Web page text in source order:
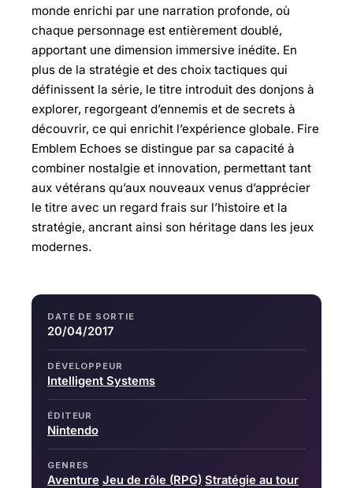
monde enrichi par une narration profonde, où
chaque personnage est entièrement doublé,
apportant une dimension immersive inédite. En
plus de la stratégie et des choix tactiques qui
définissent la série, le titre introduit des donjons à
explorer, regorgeant d’ennemis et de secrets à
découvrir, ce qui enrichit l’expérience globale. Fire
Emblem Echoes se distingue par sa capacité à
combiner nostalgie et innovation, permettant tant
aux vétérans qu’aux nouveaux venus d’apprécier
le titre avec un regard frais sur l’histoire et la
stratégie, ancrant ainsi son héritage dans les jeux
modernes.
DATE DE SORTIE
20/04/2017
DÉVELOPPEUR
Intelligent Systems
ÉDITEUR
Nintendo
GENRES
Aventure Jeu de rôle (RPG) Stratégie au tour